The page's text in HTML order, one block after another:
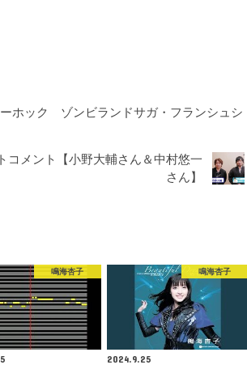
ホック ゾンビランドサガ・フランシュシ
コメント【小野大輔さん＆中村悠一
さん】
鳴海杏子 鳴海杏子
2024.9.25